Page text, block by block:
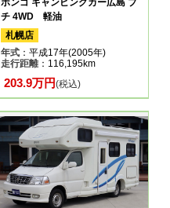
チ 4WD 軽油
札幌店
年式：平成17年(2005年)
走行距離：116,195km
203.9万円(税込)